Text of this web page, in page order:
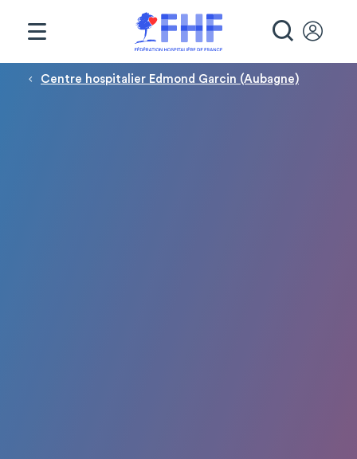
Fil d'Ariane
Centre hospitalier Edmond Garcin (Aubagne)
Panneau de gestion des cookies